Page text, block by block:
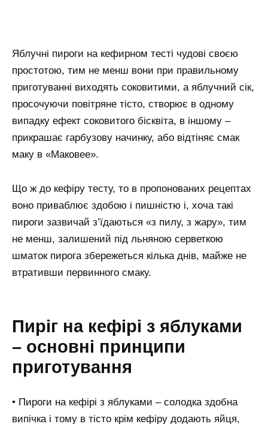
Яблучні пироги на кефирном тесті чудові своєю
простотою, тим не менш вони при правильному
приготуванні виходять соковитими, а яблучний сік,
просочуючи повітряне тісто, створює в одному
випадку ефект соковитого бісквіта, в іншому –
прикрашає гарбузову начинку, або відтіняє смак
маку в «Маковее».
Що ж до кефіру тесту, то в пропонованих рецептах
воно приваблює здобою і пишністю і, хоча такі
пироги зазвичай з’їдаються «з пилу, з жару», тим
не менш, залишений під льняною серветкою
шматок пирога збережеться кілька днів, майже не
втративши первинного смаку.
Пиріг на кефірі з яблуками
– основні принципи
приготування
• Пироги на кефірі з яблуками – солодка здобна
випічка і тому в тісто крім кефіру додають яйця,